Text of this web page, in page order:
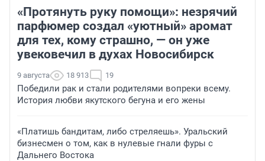
«Протянуть руку помощи»: незрячий
парфюмер создал «уютный» аромат
для тех, кому страшно, — он уже
увековечил в духах Новосибирск
9 августа 18 913 19
Победили рак и стали родителями вопреки всему.
История любви якутского бегуна и его жены
«Платишь бандитам, либо стреляешь». Уральский
бизнесмен о том, как в нулевые гнали фуры с
Дальнего Востока